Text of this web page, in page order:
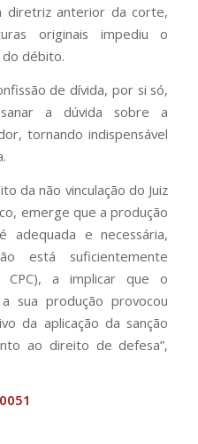
diretriz anterior da corte,
originais impediu o
débito.
de dívida, por si só,
a dúvida sobre a
tornando indispensável
da não vinculação do Juiz
emerge que a produção
adequada e necessária,
está suficientemente
CPC), a implicar que o
sua produção provocou
da aplicação da sanção
ao direito de defesa”,